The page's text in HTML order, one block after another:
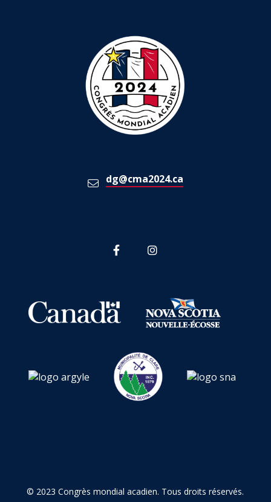
dg@cma2024.ca
© 2023 Congrès mondial acadien. Tous droits réservés.